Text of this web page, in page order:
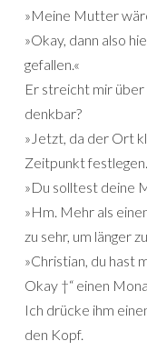
»Meine Mutter
»Okay, dann also
gefallen.«
Er streicht mir
denkbar?
»Jetzt, da der Ort
Zeitpunkt
»Du solltest deine
»Hm. Mehr als
zu sehr, um länger
»Christian, du hast
Okay †“ einen
Ich drücke ihm
den Kopf.